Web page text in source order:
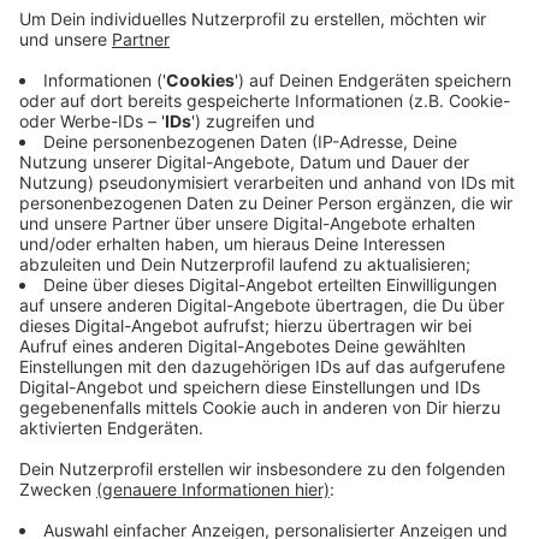
regelmäßigen Austausch zwischen Schule und
mit kleineren Kindern gibt es so etwas schon:
Mehrere Kitas in Wuppertal sind sogenannte
Familienzentrum. Dieses Konzept auf
Grundschulen zu übertragen, soll laut SPD die
Bildungschancen für Kinder erhöhen. Sie hofft für
ein Pilotprojekt auf eine Landesförderung.
Veröffentlicht:Mittwoch, 25.08.2021 13:55
Anzeige
Anzeige